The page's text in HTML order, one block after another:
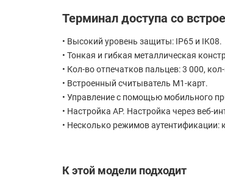
Терминал доступа со
• Высокий уровень защиты: IP65 и IK08.
• Тонкая и гибкая металлическая
• Кол-во отпечатков пальцев: 3 000,
• Встроенный считыватель M1-карт.
• Управление с помощью мобильного
• Настройка AP. Настройка через веб-
• Несколько режимов аутентификации:
К этой модели подходит